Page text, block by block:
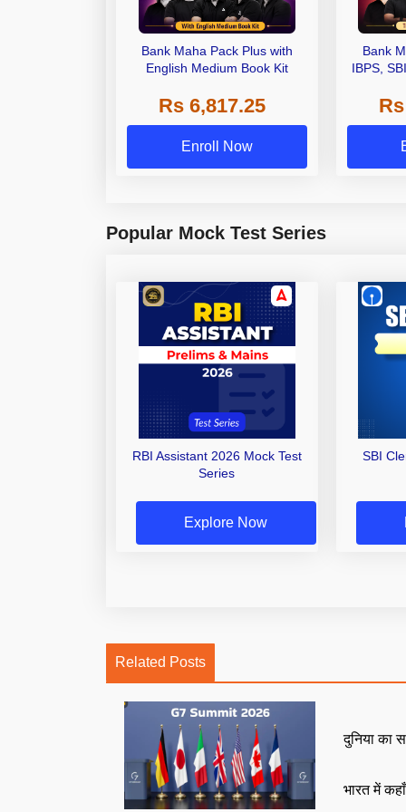
Bank Maha Pack Plus with
English Medium Book Kit
Rs 6,817.25
Enroll Now
Bank
IBPS,
Other
Popular Mock Test Series
RBI Assistant 2026 Mock Test
Series
Explore Now
SBI
Related Posts
दुनिया का
भारत में